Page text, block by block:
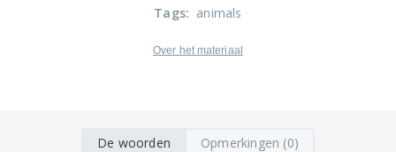
Tags: animals
Over het materiaal
De woorden Opmerkingen (0)